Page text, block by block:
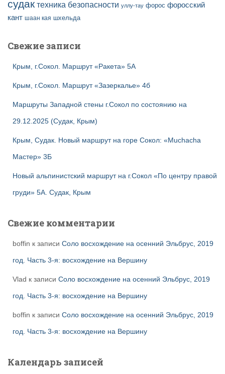
судак техника безопасности уллу-тау форос форосский
кант шаан кая шхельда
Свежие записи
Крым, г.Сокол. Маршрут «Ракета» 5А
Крым, г.Сокол. Маршрут «Зазеркалье» 4б
Маршруты Западной стены г.Сокол по состоянию на
29.12.2025 (Судак, Крым)
Крым, Судак. Новый маршрут на горе Сокол: «Muchacha
Мастер» 3Б
Новый альпинистский маршрут на г.Сокол «По центру правой
груди» 5А. Судак, Крым
Свежие комментарии
boffin к записи Соло восхождение на осенний Эльбрус, 2019
год. Часть 3-я: восхождение на Вершину
Vlad к записи Соло восхождение на осенний Эльбрус, 2019
год. Часть 3-я: восхождение на Вершину
boffin к записи Соло восхождение на осенний Эльбрус, 2019
год. Часть 3-я: восхождение на Вершину
Календарь записей